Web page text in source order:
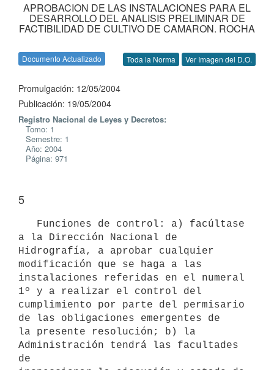
APROBACION DE LAS INSTALACIONES PARA EL
DESARROLLO DEL ANALISIS PRELIMINAR DE
FACTIBILIDAD DE CULTIVO DE CAMARON. ROCHA
Documento Actualizado Toda la Norma Ver Imagen del D.O.
Promulgación: 12/05/2004
Publicación: 19/05/2004
Registro Nacional de Leyes y Decretos:
Tomo: 1
Semestre: 1
Año: 2004
Página: 971
5
a la Dirección Nacional de
Hidrografía, a aprobar cualquier
modificación que se haga a las
instalaciones referidas en el numeral
1º y a realizar el control del
cumplimiento por parte del permisario
de las obligaciones emergentes de
la presente resolución; b) la
Administración tendrá las facultades
de